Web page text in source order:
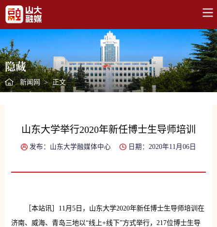
隐藏
新闻网 > 正文
山东大学举行2020年新任博士生导师培训
发布：山东大学融媒体中心 日期：2020年11月06日
［本站讯］11月5日，山东大学2020年新任博士生导师培训在
济南、威海、青岛三地以“线上+线下”方式举行，217位博士生导